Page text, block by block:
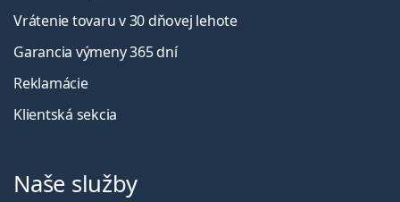
Vrátenie tovaru v 30 dňovej lehote
Garancia výmeny 365 dní
Reklamácie
Klientská sekcia
Naše služby